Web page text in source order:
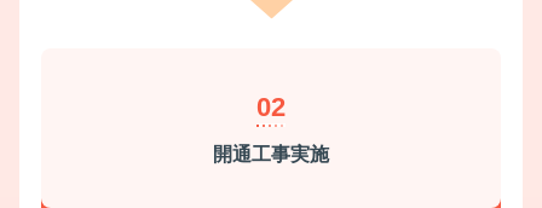
02
開通工事実施